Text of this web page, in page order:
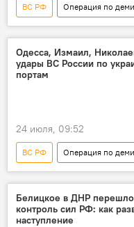
ВС РФ
Операция по
Колумнисты
Украина
военная операция
Одесса, Измаил,
удары ВС России по
портам
24 июля, 09:52
ВС РФ
Операция по
Россия
Украина
ракетный удар
Одесса
Белицкое в ДНР
контроль сил РФ: как
наступление